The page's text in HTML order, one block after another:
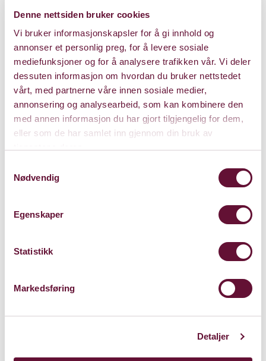
Denne nettsiden bruker cookies
Vi bruker informasjonskapsler for å gi innhold og
annonser et personlig preg, for å levere sosiale
mediefunksjoner og for å analysere trafikken vår. Vi deler
dessuten informasjon om hvordan du bruker nettstedet
vårt, med partnerne våre innen sosiale medier,
annonsering og analysearbeid, som kan kombinere den
med annen informasjon du har gjort tilgjengelig for dem,
eller som de har samlet inn gjennom din bruk av
Nødvendig
Egenskaper
Statistikk
Markedsføring
Detaljer
Kalkmølla Kulturstasjon